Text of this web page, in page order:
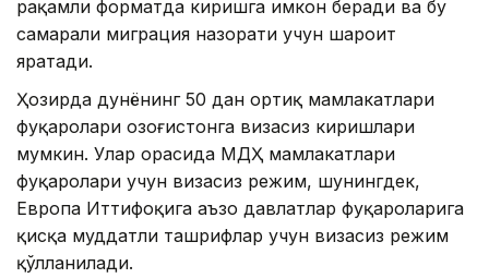
рақамли форматда киришга имкон беради ва бу
самарали миграция назорати учун шароит
яратади.
Ҳозирда дунёнинг 50 дан ортиқ мамлакатлари
фуқаролари Қозоғистонга визасиз киришлари
мумкин. Улар орасида МДҲ мамлакатлари
фуқаролари учун визасиз режим, шунингдек,
Европа Иттифоқига аъзо давлатлар фуқароларига
қисқа муддатли ташрифлар учун визасиз режим
қўлланилади.